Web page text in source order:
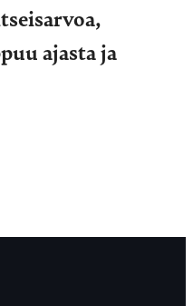
ajasta ja